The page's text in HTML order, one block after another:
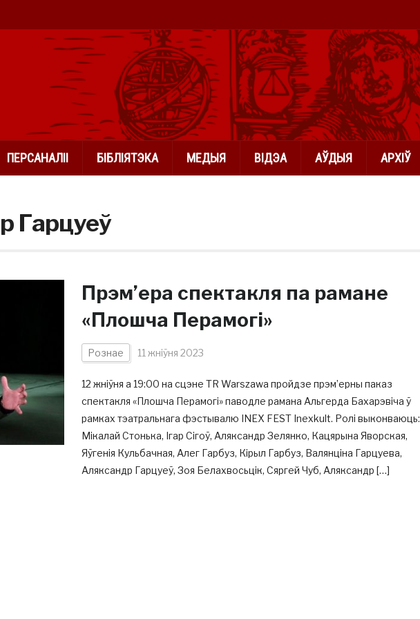
ПЕРСАНАЛІІ БІБЛІЯТЭКА МЕДЫЯ ВІДЭА АЎДЫЯ АРХІЎ
Гарцуеў
Прэм’ера спектакля па рамане
«Плошча Перамогі»
Рознае 11 жніўня 2023
12 жніўня а 19:00 на сцэне TR Warszawa пройдзе прэм’ерны паказ
спектакля «Плошча Перамогі» паводле рамана Альгерда Бахарэвіча ў
рамках тэатральнага фэстывалю INEX FEST Inexkult. Ролі выконваюць:
Мікалай Стонька, Ігар Сігоў, Аляксандр Зелянко, Кацярына Яворская,
Яўгенія Кульбачная, Алег Гарбуз, Кірыл Гарбуз, Валянціна Гарцуева,
Аляксандр Гарцуеў, Зоя Белахвосьцік, Сяргей Чуб, Аляксандр […]